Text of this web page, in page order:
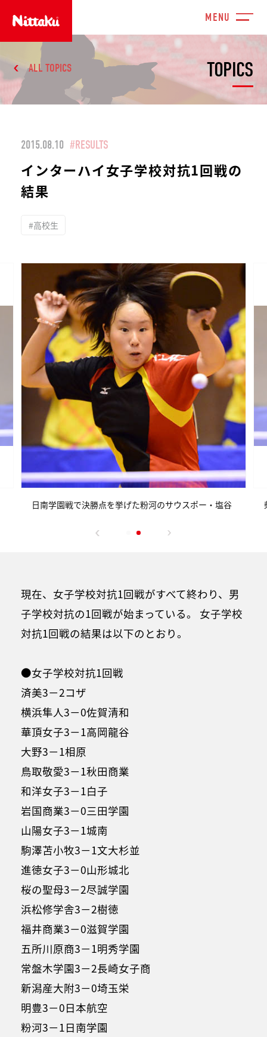
TOPICS
ALL TOPICS
2015.08.10 #RESULTS
インターハイ女子学校対抗1回戦の
結果
#高校生
日南学園戦で決勝点を挙げた粉河のサウスポー・塩谷
現在、女子学校対抗1回戦がすべて終わり、男
子学校対抗の1回戦が始まっている。 女子学校
対抗1回戦の結果は以下のとおり。
●女子学校対抗1回戦
済美3－2コザ
横浜隼人3－0佐賀清和
華頂女子3－1高岡龍谷
大野3－1相原
鳥取敬愛3－1秋田商業
和洋女子3－1白子
岩国商業3－0三田学園
山陽女子3－1城南
駒澤苫小牧3－1文大杉並
進徳女子3－0山形城北
桜の聖母3－2尽誠学園
浜松修学舎3－2樹徳
福井商業3－0滋賀学園
五所川原商3－1明秀学園
常盤木学園3－2長崎女子商
新潟産大附3－0埼玉栄
明豊3－0日本航空
粉河3－1日南学園